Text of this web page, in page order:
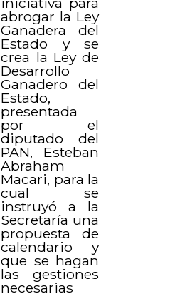
abrogar la Ley
Ganadera del
Estado y se
crea la Ley de
Desarrollo
Ganadero del
Estado,
presentada
por el
diputado del
PAN, Esteban
Abraham
Macari, para la
cual se
instruyó a la
Secretaría una
propuesta de
calendario y
que se hagan
las gestiones
necesarias